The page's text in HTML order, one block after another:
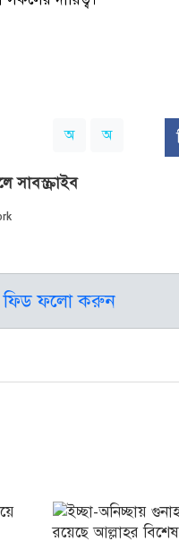
অ অ
সাবস্ক্রাইব
ফিড ফলো করুন